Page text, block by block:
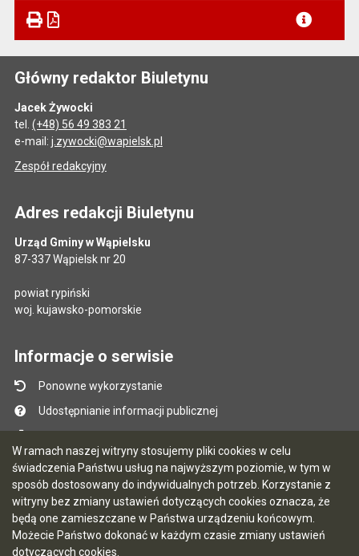
W ramach naszej witryny stosujemy pliki cookies w celu
świadczenia Państwu usług na najwyższym poziomie, w tym w
sposób dostosowany do indywidualnych potrzeb. Korzystanie z
witryny bez zmiany ustawień dotyczących cookies oznacza, że
będą one zamieszczane w Państwa urządzeniu końcowym.
Możecie Państwo dokonać w każdym czasie zmiany ustawień
dotyczących cookies.
Główny redaktor Biuletynu
Jacek Żywocki
tel. (+48) 56 49 383 21
e-mail: j.zywocki@wapielsk.pl
Zespół redakcyjny
Adres redakcji Biuletynu
Urząd Gminy w Wąpielsku
87-337 Wąpielsk nr 20
powiat rypiński
woj. kujawsko-pomorskie
Informacje o serwisie
Ponowne wykorzystanie
Udostępnianie informacji publicznej
Mapa serwisu
Instrukcja obsługi
Statystyki oglądalności
Ostatnio dodane
Ostatnia aktualizacja BIP: 06.08.2026 10:47